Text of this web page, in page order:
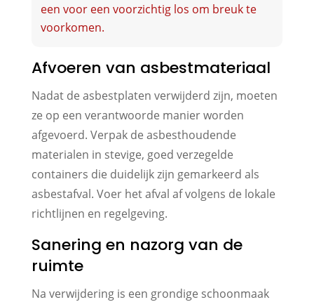
een voor een voorzichtig los om breuk te
voorkomen.
Afvoeren van asbestmateriaal
Nadat de asbestplaten verwijderd zijn, moeten
ze op een verantwoorde manier worden
afgevoerd. Verpak de asbesthoudende
materialen in stevige, goed verzegelde
containers die duidelijk zijn gemarkeerd als
asbestafval. Voer het afval af volgens de lokale
richtlijnen en regelgeving.
Sanering en nazorg van de
ruimte
Na verwijdering is een grondige schoonmaak